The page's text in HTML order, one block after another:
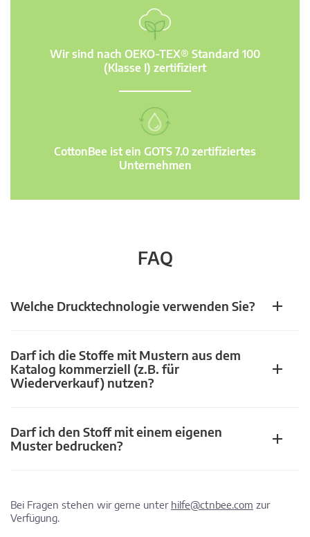
Wir sind nach OEKO-TEX® Standard 100
(Klasse I) zertifiziert
CottonBee ist ein GOTS 7.0 zertifiziertes
Unternehmen
FAQ
Welche Drucktechnologie verwenden Sie?
Darf ich die Stoffe mit Mustern aus dem
Katalog kommerziell (z.B. für
Wiederverkauf) nutzen?
Darf ich den Stoff mit einem eigenen
Muster bedrucken?
Bei Fragen stehen wir gerne unter hilfe@ctnbee.com zur
Verfügung.